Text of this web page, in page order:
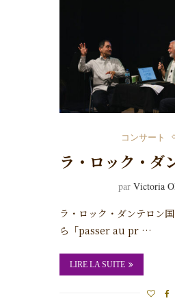
コンサート
ラ・ロック・ダ
parVictoria
ラ・ロック・ダンテロン
ら「passer au pr …
LIRE LA SUITE